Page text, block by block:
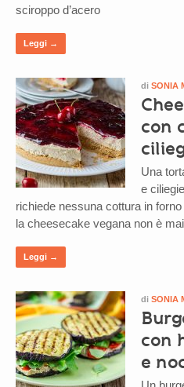
sciroppo d’acero
Leggi →
di SONIA
con
Una
e
richiede nessuna cottura in
la cheesecake vegana non è
Leggi →
di SONIA
con
e